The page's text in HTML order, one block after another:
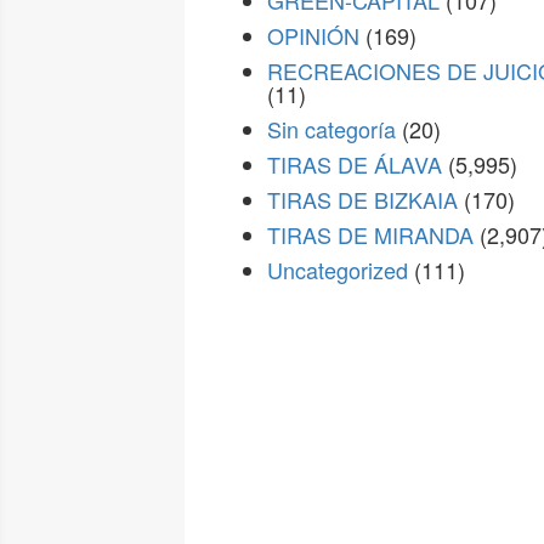
OPINIÓN (169)
RECREACIONES DE
(11)
Sin categoría (20)
TIRAS DE ÁLAVA (5,995)
TIRAS DE BIZKAIA (170)
TIRAS DE MIRANDA
Uncategorized (111)